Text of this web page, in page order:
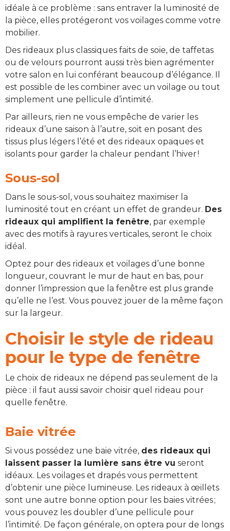
idéale à ce problème : sans entraver la luminosité de
la pièce, elles protégeront vos voilages comme votre
mobilier.
Des rideaux plus classiques faits de soie, de taffetas
ou de velours pourront aussi très bien agrémenter
votre salon en lui conférant beaucoup d’élégance. Il
est possible de les combiner avec un voilage ou tout
simplement une pellicule d’intimité.
Par ailleurs, rien ne vous empêche de varier les
rideaux d’une saison à l’autre, soit en posant des
tissus plus légers l’été et des rideaux opaques et
isolants pour garder la chaleur pendant l’hiver !
Sous-sol
Dans le sous-sol, vous souhaitez maximiser la
luminosité tout en créant un effet de grandeur. Des
rideaux qui amplifient la fenêtre, par exemple
avec des motifs à rayures verticales, seront le choix
idéal.
Optez pour des rideaux et voilages d’une bonne
longueur, couvrant le mur de haut en bas, pour
donner l’impression que la fenêtre est plus grande
qu’elle ne l’est. Vous pouvez jouer de la même façon
sur la largeur.
Choisir le style de rideau
pour le type de fenêtre
Le choix de rideaux ne dépend pas seulement de la
pièce : il faut aussi savoir choisir quel rideau pour
quelle fenêtre.
Baie vitrée
Si vous possédez une baie vitrée, des rideaux qui
laissent passer la lumière sans être vu seront
idéaux. Les voilages et drapés vous permettent
d’obtenir une pièce lumineuse. Les rideaux à œillets
sont une autre bonne option pour les baies vitrées ;
vous pouvez les doubler d’une pellicule pour
l’intimité. De façon générale, on optera pour de longs